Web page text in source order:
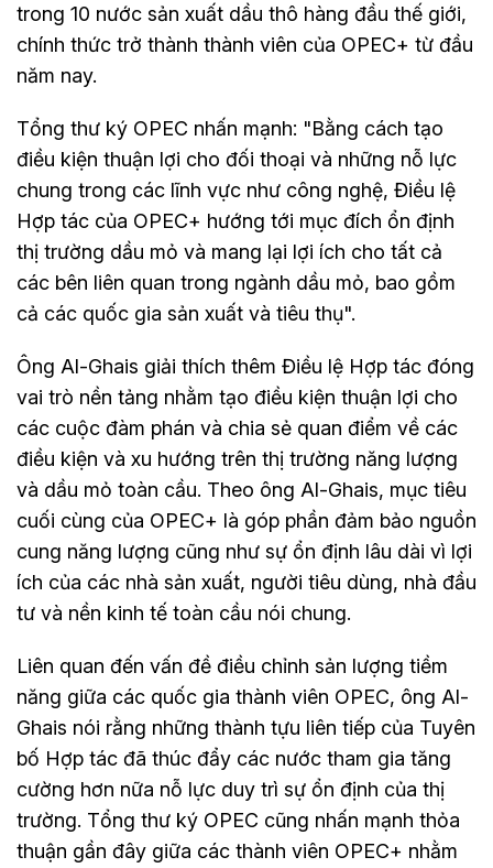
trong 10 nước sản xuất dầu thô hàng đầu thế giới,
chính thức trở thành thành viên của OPEC+ từ đầu
năm nay.
Tổng thư ký OPEC nhấn mạnh: "Bằng cách tạo
điều kiện thuận lợi cho đối thoại và những nỗ lực
chung trong các lĩnh vực như công nghệ, Điều lệ
Hợp tác của OPEC+ hướng tới mục đích ổn định
thị trường dầu mỏ và mang lại lợi ích cho tất cả
các bên liên quan trong ngành dầu mỏ, bao gồm
cả các quốc gia sản xuất và tiêu thụ".
Ông Al-Ghais giải thích thêm Điều lệ Hợp tác đóng
vai trò nền tảng nhằm tạo điều kiện thuận lợi cho
các cuộc đàm phán và chia sẻ quan điểm về các
điều kiện và xu hướng trên thị trường năng lượng
và dầu mỏ toàn cầu. Theo ông Al-Ghais, mục tiêu
cuối cùng của OPEC+ là góp phần đảm bảo nguồn
cung năng lượng cũng như sự ổn định lâu dài vì lợi
ích của các nhà sản xuất, người tiêu dùng, nhà đầu
tư và nền kinh tế toàn cầu nói chung.
Liên quan đến vấn đề điều chỉnh sản lượng tiềm
năng giữa các quốc gia thành viên OPEC, ông Al-
Ghais nói rằng những thành tựu liên tiếp của Tuyên
bố Hợp tác đã thúc đẩy các nước tham gia tăng
cường hơn nữa nỗ lực duy trì sự ổn định của thị
trường. Tổng thư ký OPEC cũng nhấn mạnh thỏa
thuận gần đây giữa các thành viên OPEC+ nhằm